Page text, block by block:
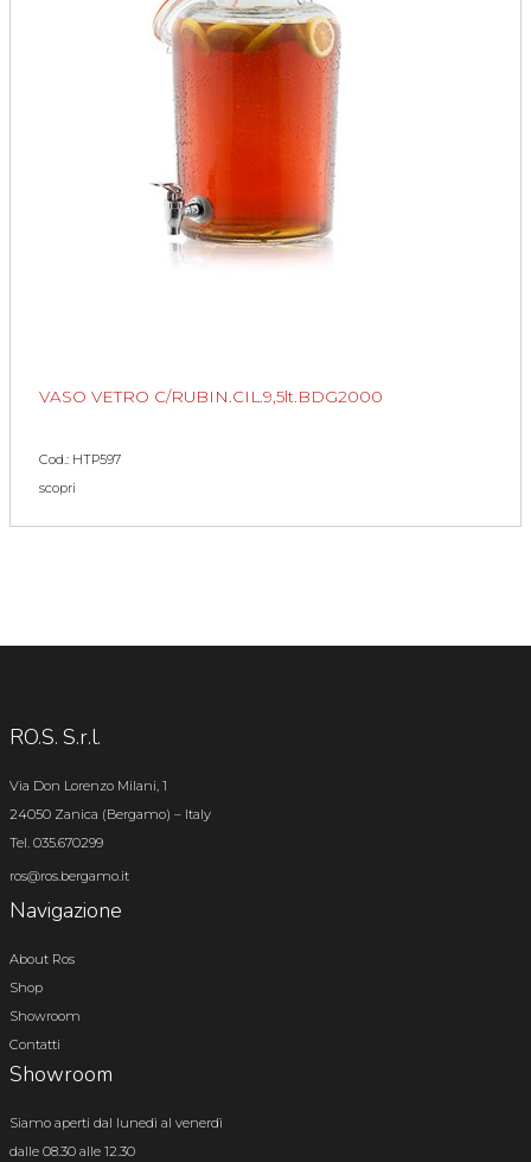
VASO VETRO C/RUBIN.CIL.9,5lt.BDG2000
Cod.: HTP597
scopri
RO.S. S.r.l.
Via Don Lorenzo Milani, 1
24050 Zanica (Bergamo) – Italy
Tel. 035.670299
ros@ros.bergamo.it
Navigazione
About Ros
Shop
Showroom
Contatti
Showroom
Siamo aperti dal lunedì al venerdì
dalle 08.30 alle 12.30